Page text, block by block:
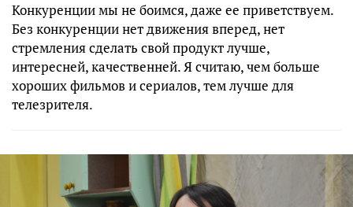
Конкуренции мы не боимся, даже ее приветствуем.
Без конкуренции нет движения вперед, нет
стремления сделать свой продукт лучше,
интересней, качественней. Я считаю, чем больше
хороших фильмов и сериалов, тем лучше для
телезрителя.